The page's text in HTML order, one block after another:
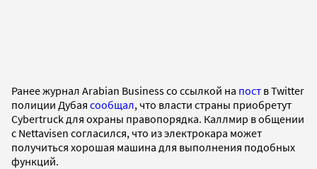
Ранее журнал Arabian Business со ссылкой на пост в Twitter
полиции Дубая сообщал, что власти страны приобретут
Cybertruck для охраны правопорядка. Каллмир в общении
с Nettavisen согласился, что из электрокара может
получиться хорошая машина для выполнения подобных
функций.